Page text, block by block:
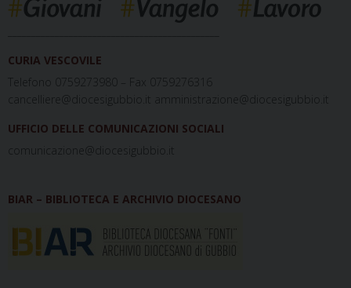
CURIA VESCOVILE
Telefono 0759273980 – Fax 0759276316
cancelliere@diocesigubbio.it amministrazione@diocesigubbio.it
UFFICIO DELLE COMUNICAZIONI SOCIALI
comunicazione@diocesigubbio.it
BIAR – BIBLIOTECA E ARCHIVIO DIOCESANO